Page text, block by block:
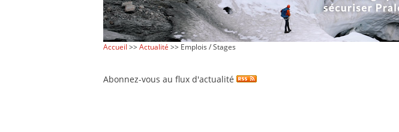
Accueil >>Actualité >> Emplois / Stages
Abonnez-vous au flux d'actualité